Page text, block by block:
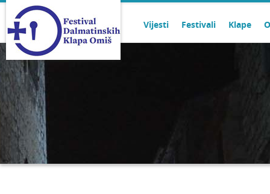
Vijesti Festivali Klape